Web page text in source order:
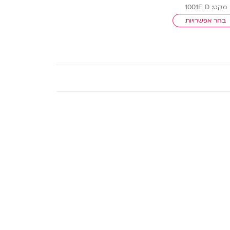
מקט: 1001E_D
בחר אפשרויות